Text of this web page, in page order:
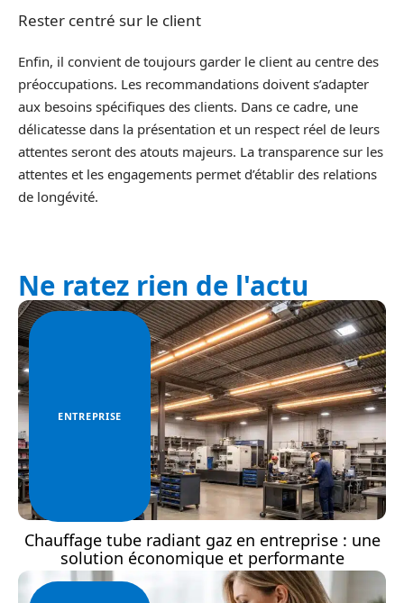
Rester centré sur le client
Enfin, il convient de toujours garder le client au centre des
préoccupations. Les recommandations doivent s’adapter
aux besoins spécifiques des clients. Dans ce cadre, une
délicatesse dans la présentation et un respect réel de leurs
attentes seront des atouts majeurs. La transparence sur les
attentes et les engagements permet d’établir des relations
de longévité.
Ne ratez rien de l'actu
ENTREPRISE
Chauffage tube radiant gaz en entreprise : une
solution économique et performante